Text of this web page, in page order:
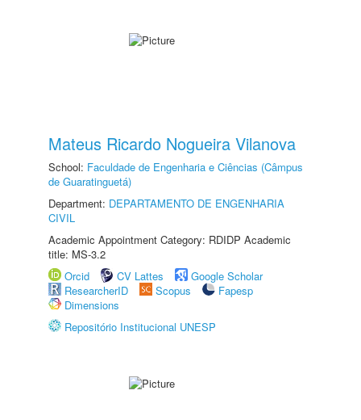
Mateus Ricardo Nogueira Vilanova
School: Faculdade de Engenharia e Ciências (Câmpus
de Guaratinguetá)
Department: DEPARTAMENTO DE ENGENHARIA
CIVIL
Academic Appointment Category: RDIDP Academic
title: MS-3.2
Orcid
CV Lattes
Google Scholar
ResearcherID
Scopus
Fapesp
Dimensions
Repositório Institucional UNESP